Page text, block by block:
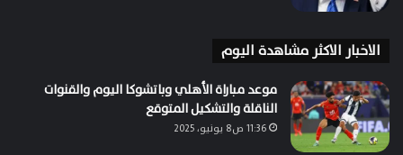
الاخبار الاكثر مشاهدة اليوم
موعد مباراة الأهلي وباتشوكا اليوم والقنوات
الناقلة والتشكيل المتوقع
11:36 ص8 يونيو، 2025